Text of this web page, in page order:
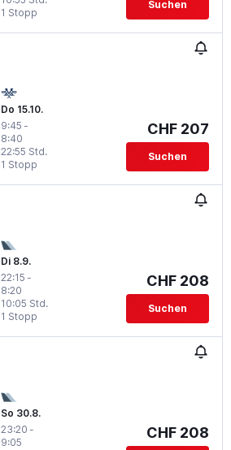
1 Stopp
Suchen
Do 15.10.
9:45 -
8:40
1 Stopp
22:55 Std.
CHF 207
Suchen
Di 8.9.
22:15 -
8:20
1 Stopp
10:05 Std.
CHF 208
Suchen
So 30.8.
23:20 -
9:05
CHF 208